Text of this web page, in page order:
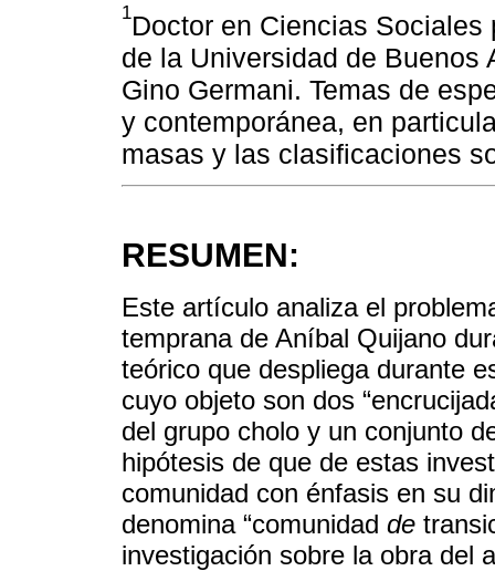
1Doctor en Ciencias
de la Universidad de Buenos
Gino Germani. Temas de
y contemporánea, en
masas y las clasificaciones
RESUMEN:
Este artículo analiza el
temprana de Aníbal Quijano
teórico que despliega durante
cuyo objeto son dos
del grupo cholo y un conjunto
hipótesis de que de estas
comunidad con énfasis en su
denomina “comunidad de
investigación sobre la obra del